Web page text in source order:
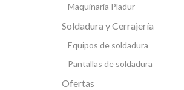
Maquinaria Pladur
Soldadura y Cerrajería
Equipos de soldadura
Pantallas de soldadura
Ofertas